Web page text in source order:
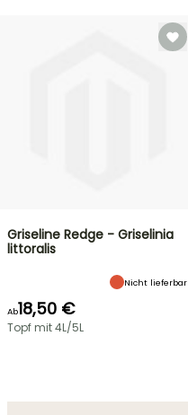
Griseline Redge - Griselinia
littoralis
Nicht lieferbar
Ab18,50 €
Topf mit 4L/5L